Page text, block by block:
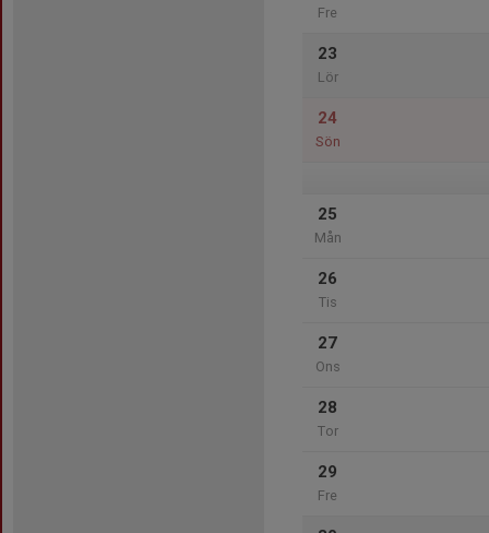
Fre
23
Lör
24
Sön
25
Mån
26
Tis
27
Ons
28
Tor
29
Fre